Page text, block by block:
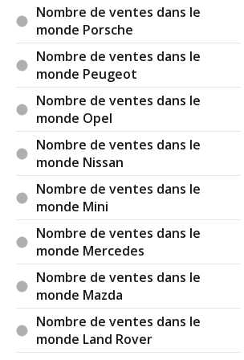
Je pousse mon coup de gueule,
vous "admi" mais contre ce
autour de l'électrique alors qu'on
lithium dans quelques années,
n'est pas éternel et que l'écologie
radicalement changer notre mode
consommation, ce qu'on ne fait
et en premier nos dirigeants
qu'ils ne respectent pas eux
J'arrête, j'énerve ma femme qui
ce que je fou à 2h30 du matin sur
nuit.
Réagir à ce
(Votre post sera visible sous le
Nombre de ventes dans le
monde Porsche
Nombre de ventes dans le
monde Peugeot
Nombre de ventes dans le
monde Opel
Nombre de ventes dans le
monde Nissan
Nombre de ventes dans le
monde Mini
Nombre de ventes dans le
monde Mercedes
Nombre de ventes dans le
monde Mazda
Nombre de ventes dans le
monde Land Rover